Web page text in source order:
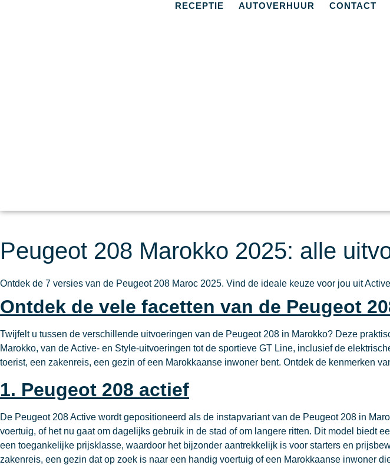
RECEPTIE AUTOVERHUUR CONTACT
Peugeot 208 Marokko 2025: alle
Ontdek de 7 versies van de Peugeot 208 Maroc 2025. Vind de ideale keuze voor jou uit
Ontdek de vele facetten van de Peugeot
Twijfelt u tussen de verschillende uitvoeringen van de Peugeot 208 in Marokko? Deze
Marokko, van de Active- en Style-uitvoeringen tot de sportieve GT Line, inclusief de
toerist, een zakenreis, een gezin of een Marokkaanse inwoner bent. Ontdek de kenmerken
1. Peugeot 208 actief
De Peugeot 208 Active wordt gepositioneerd als de instapvariant van de Peugeot 208 in
voertuig, of het nu gaat om dagelijks gebruik in de stad of om langere ritten. Dit model biedt
een toegankelijke prijsklasse, waardoor het bijzonder aantrekkelijk is voor starters en
zakenreis, een gezin dat op zoek is naar een handig voertuig of een Marokkaanse inwoner